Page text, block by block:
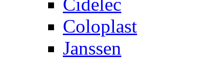
Coloplast
Janssen